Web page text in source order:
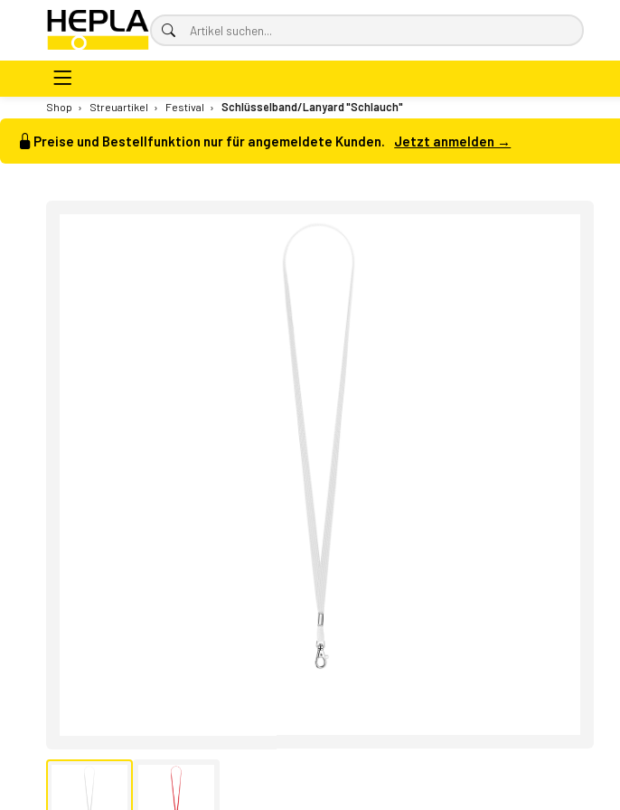
Shop › Streuartikel › Festival › Schlüsselband/Lanyard "Schlauch"
Preise und Bestellfunktion nur für angemeldete Kunden. Jetzt anmelden →